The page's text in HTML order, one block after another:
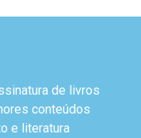
de livros
conteúdos
e literatura